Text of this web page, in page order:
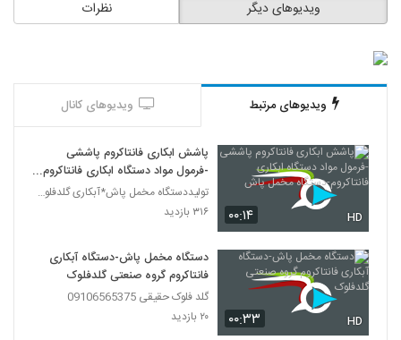
نظرات ویدیوهای دیگر
ویدیوهای مرتبط ویدیوهای کانال
۰۰:۱۴ HD
پاشش ابکاری فانتاکروم پاششی
-فرمول مواد دستگاه ابکاری فانتاکروم-
دستگاه مخمل پاش
تولیددستگاه مخمل پاش*آبکاری گلدفلوک 09106565375
۳۱۶ بازدید
۰۰:۳۳ HD
دستگاه مخمل پاش-دستگاه آبکاری
فانتاکروم گروه صنعتی گلدفلوک
گلد فلوک حقیقی 09106565375
۲۰ بازدید